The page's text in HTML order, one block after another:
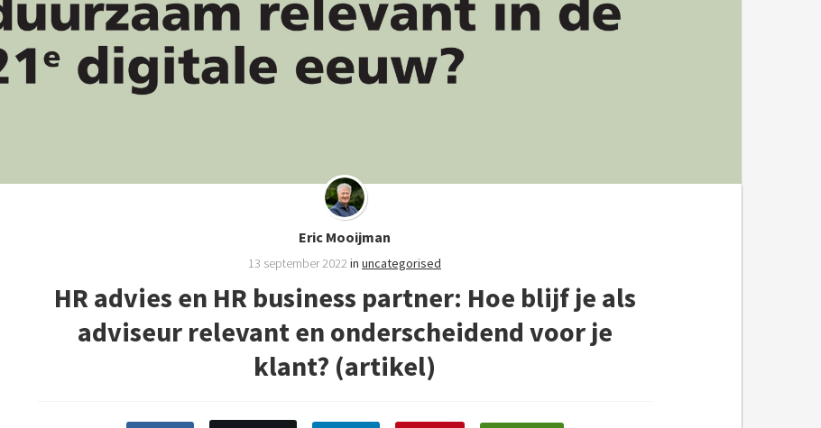
Eric Mooijman
13 september 2022 in uncategorised
HR advies en HR business partner: Hoe blijf je als
adviseur relevant en onderscheidend voor je
klant? (artikel)